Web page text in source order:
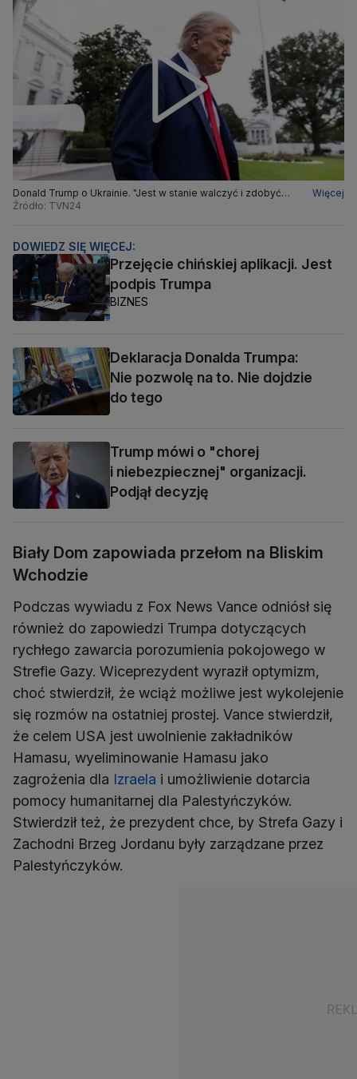
Donald Trump o Ukrainie. "Jest w stanie walczyć i zdobyć
całą Ukrainę w jej pierwotnym kształcie"
Więcej
Źródło: TVN24
DOWIEDZ SIĘ WIĘCEJ:
Przejęcie chińskiej aplikacji. Jest
podpis Trumpa
BIZNES
Deklaracja Donalda Trumpa:
Nie pozwolę na to. Nie dojdzie
do tego
Trump mówi o "chorej
i niebezpiecznej" organizacji.
Podjął decyzję
Biały Dom zapowiada przełom na Bliskim
Wchodzie
Podczas wywiadu z Fox News Vance odniósł się
również do zapowiedzi Trumpa dotyczących
rychłego zawarcia porozumienia pokojowego w
Strefie Gazy. Wiceprezydent wyraził optymizm,
choć stwierdził, że wciąż możliwe jest wykolejenie
się rozmów na ostatniej prostej. Vance stwierdził,
że celem USA jest uwolnienie zakładników
Hamasu, wyeliminowanie Hamasu jako
zagrożenia dla Izraela i umożliwienie dotarcia
pomocy humanitarnej dla Palestyńczyków.
Stwierdził też, że prezydent chce, by Strefa Gazy i
Zachodni Brzeg Jordanu były zarządzane przez